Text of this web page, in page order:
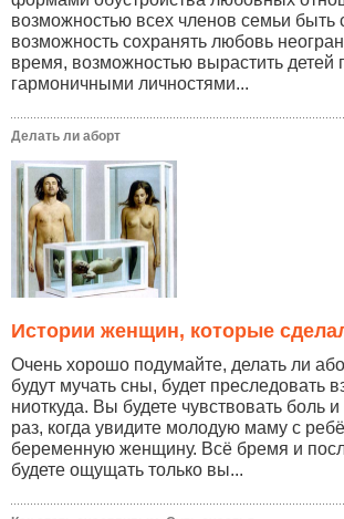
возможностью всех членов семьи быть
возможность сохранять любовь
время, возможностью вырастить
гармоничными личностями...
Делать ли аборт
Истории женщин, которые
Очень хорошо подумайте, делать ли
будут мучать сны, будет преследовать
ниоткуда. Вы будете чувствовать боль
раз, когда увидите молодую маму с
беременную женщину. Всё бремя и
будете ощущать только вы...